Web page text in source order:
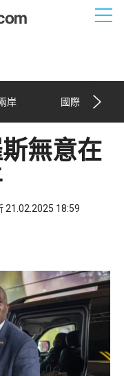
岸 國際
無意在
21.02.2025 18:59